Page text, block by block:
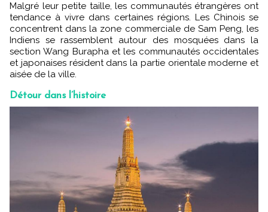
Malgré leur petite taille, les communautés étrangères ont
tendance à vivre dans certaines régions. Les Chinois se
concentrent dans la zone commerciale de Sam Peng, les
Indiens se rassemblent autour des mosquées dans la
section Wang Burapha et les communautés occidentales
et japonaises résident dans la partie orientale moderne et
aisée de la ville.
Détour dans l’histoire